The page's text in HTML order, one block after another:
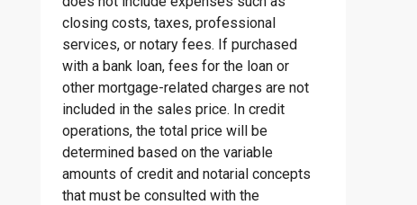
closing costs, taxes, professional
services, or notary fees. If purchased
with a bank loan, fees for the loan or
other mortgage-related charges are not
included in the sales price. In credit
operations, the total price will be
determined based on the variable
amounts of credit and notarial concepts
that must be consulted with the